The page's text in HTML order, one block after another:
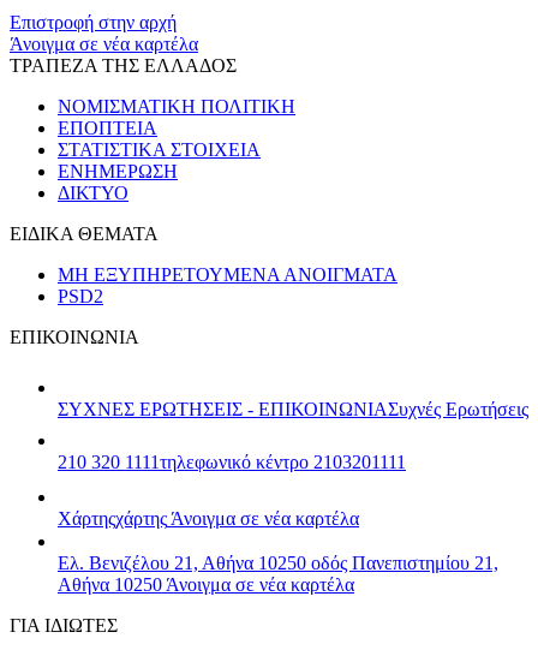
Επιστροφή στην αρχή
Άνοιγμα σε νέα καρτέλα
ΤΡΑΠΕΖΑ ΤΗΣ ΕΛΛΑΔΟΣ
ΝΟΜΙΣΜΑΤΙΚΗ ΠΟΛΙΤΙΚΗ
ΕΠΟΠΤΕΙΑ
ΣΤΑΤΙΣΤΙΚΑ ΣΤΟΙΧΕΙΑ
ΕΝΗΜΕΡΩΣΗ
ΔΙΚΤΥΟ
ΕΙΔΙΚΑ ΘΕΜΑΤΑ
ΜΗ ΕΞΥΠΗΡΕΤΟΥΜΕΝΑ ΑΝΟΙΓΜΑΤΑ
PSD2
ΕΠΙΚΟΙΝΩΝΙΑ
ΣΥΧΝΕΣ ΕΡΩΤΗΣΕΙΣ - ΕΠΙΚΟΙΝΩΝΙΑΣυχνές Ερωτήσεις
210 320 1111τηλεφωνικό κέντρο 2103201111
Χάρτηςχάρτης Άνοιγμα σε νέα καρτέλα
Ελ. Βενιζέλου 21, Αθήνα 10250 οδός Πανεπιστημίου 21,
Αθήνα 10250 Άνοιγμα σε νέα καρτέλα
ΓΙΑ ΙΔΙΩΤΕΣ